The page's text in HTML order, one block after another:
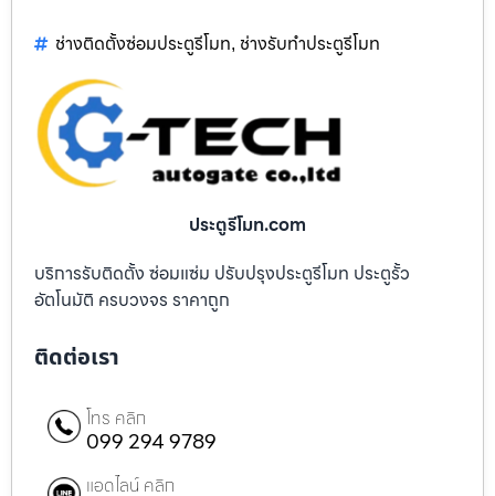
ช่างติดตั้งซ่อมประตูรีโมท, ช่างรับทำประตูรีโมท
ประตูรีโมท.com
บริการรับติดตั้ง ซ่อมแซ่ม ปรับปรุงประตูรีโมท ประตูรั้ว
อัตโนมัติ ครบวงจร ราคาถูก
ติดต่อเรา
โทร คลิก
099 294 9789
แอดไลน์ คลิก